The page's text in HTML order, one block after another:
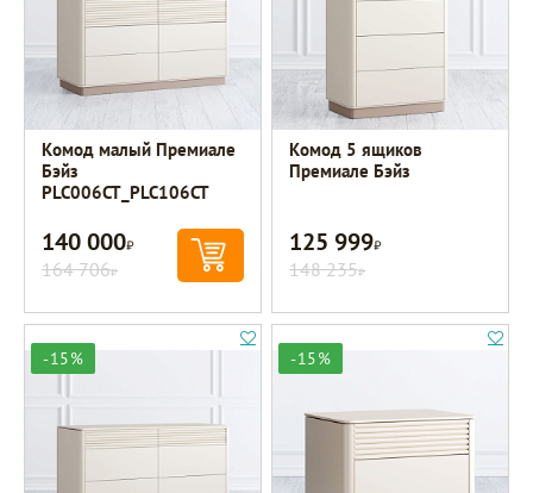
Комод малый Премиале
Бэйз
PLC006CT_PLC106CT
140 000Р
164 706Р
Комод 5 ящиков
Премиале Бэйз
125 999Р
148 235Р
-15% -15%